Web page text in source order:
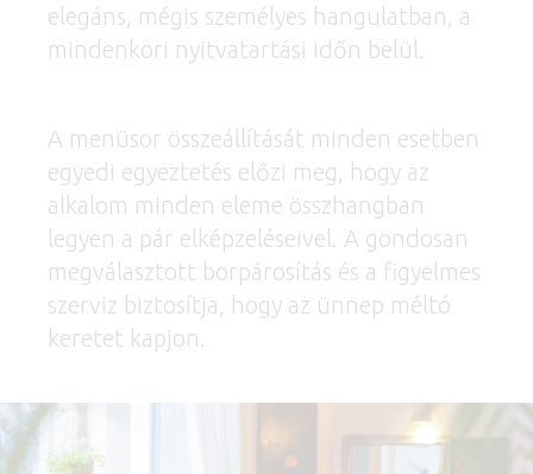
elegáns, mégis személyes hangulatban, a
mindenkori nyitvatartási időn belül.
A menüsor összeállítását minden esetben
egyedi egyeztetés előzi meg, hogy az
alkalom minden eleme összhangban
legyen a pár elképzeléseivel. A gondosan
megválasztott borpárosítás és a figyelmes
szerviz biztosítja, hogy az ünnep méltó
keretet kapjon.